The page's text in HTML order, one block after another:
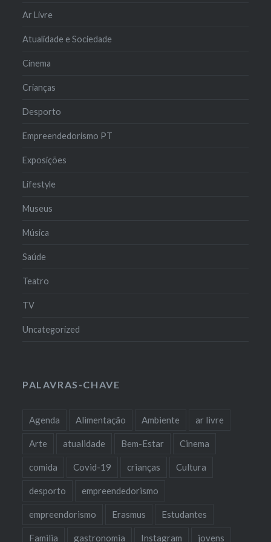
Ar Livre
Atualidade e Sociedade
Cinema
Crianças
Desporto
Empreendedorismo PT
Exposições
Lifestyle
Museus
Música
Saúde
Teatro
TV
Uncategorized
PALAVRAS-CHAVE
Agenda Alimentação Ambiente ar livre
Arte atualidade Bem-Estar Cinema
comida Covid-19 crianças Cultura
desporto empreendedorismo
empreendorismo Erasmus Estudantes
Familia gastronomia Instagram jovens